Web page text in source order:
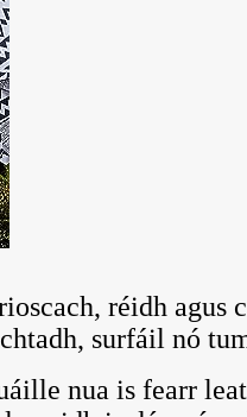
réidh agus
surfáil nó
nua is fearr